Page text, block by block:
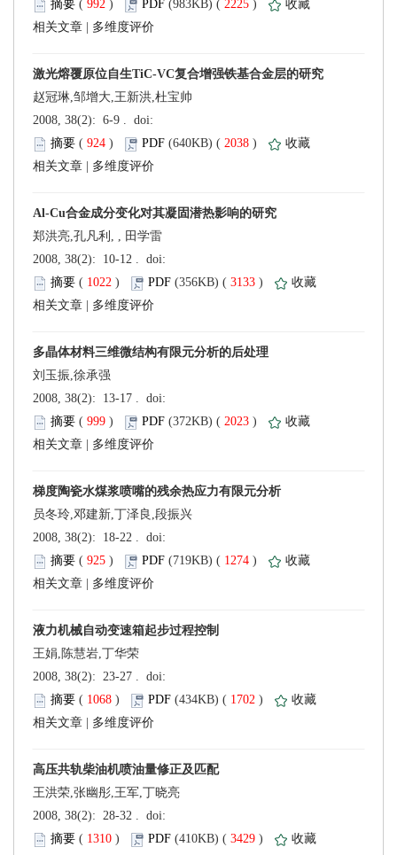
( ) 2225 )
赵冠琳,邹增大,王新洪,杜宝帅
( ) 2038 )
郑洪亮,孔凡利, , 田学雷
( ) 3133 )
刘玉振,徐承强
( ) 2023 )
员冬玲,邓建新,丁泽良,段振兴
( ) 1274 )
王娟,陈慧岩,丁华荣
( ) 1702 )
王洪荣,张幽彤,王军,丁晓亮
( ) 3429 )